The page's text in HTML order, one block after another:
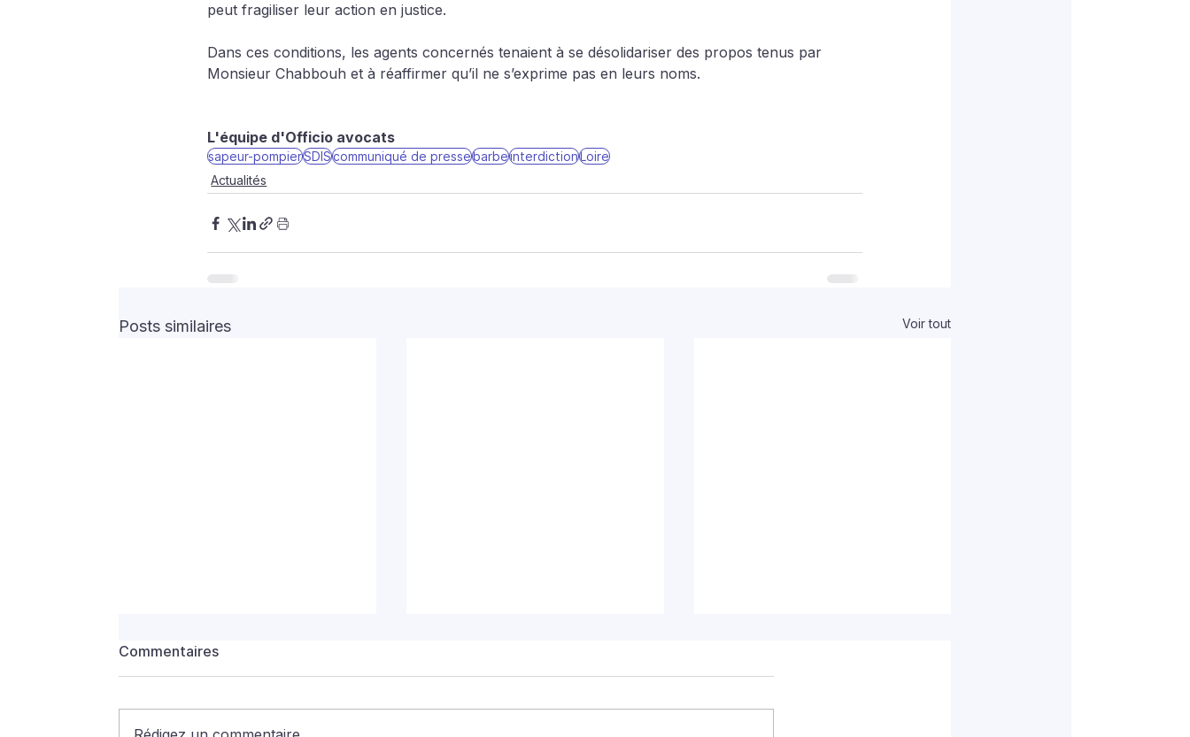
peut fragiliser leur action en justice.
Dans ces conditions, les agents concernés tenaient à se désolidariser des propos tenus par
Monsieur Chabbouh et à réaffirmer qu’il ne s’exprime pas en leurs noms.
L'équipe d'Officio avocats
sapeur-pompierSDIScommuniqué de pressebarbeinterdictionLoire
Actualités
Posts similaires Voir tout
Commentaires